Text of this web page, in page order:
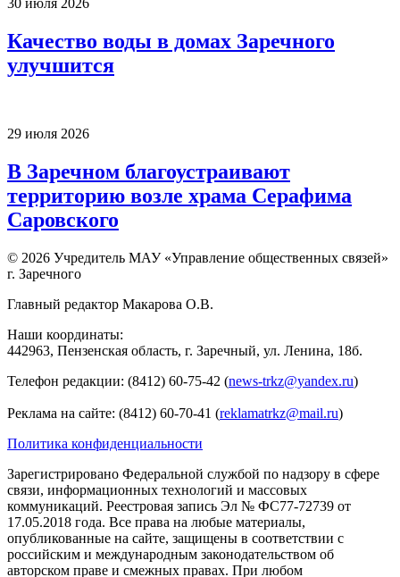
30 июля 2026
Качество воды в домах Заречного
улучшится
29 июля 2026
В Заречном благоустраивают
территорию возле храма Серафима
Саровского
© 2026 Учредитель МАУ «Управление общественных связей»
г. Заречного
Главный редактор Макарова О.В.
Наши координаты:
442963, Пензенская область, г. Заречный, ул. Ленина, 18б.
Телефон редакции: (8412) 60-75-42 (news-trkz@yandex.ru)
Реклама на сайте: (8412) 60-70-41 (reklamatrkz@mail.ru)
Политика конфиденциальности
Зарегистрировано Федеральной службой по надзору в сфере
связи, информационных технологий и массовых
коммуникаций. Реестровая запись Эл № ФС77-72739 от
17.05.2018 года. Все права на любые материалы,
опубликованные на сайте, защищены в соответствии с
российским и международным законодательством об
авторском праве и смежных правах. При любом